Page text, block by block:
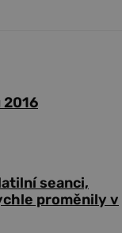
2016
seanci,
proměnily v